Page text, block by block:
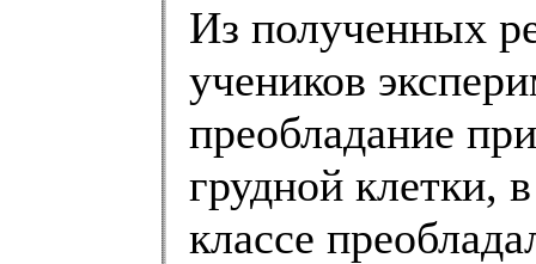
Из полученных
учеников
преобладание
грудной клетки,
классе